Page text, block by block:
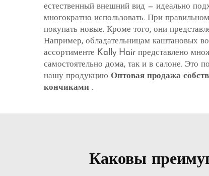
естественный внешний вид — идеально
многократно использовать. При
покупать новые. Кроме того, они
Например, обладательницам каштановых
ассортименте Kally Hair представлено
самостоятельно дома, так и в салоне. Это
нашу продукцию Оптовая продажа
кончиками .
Каковы